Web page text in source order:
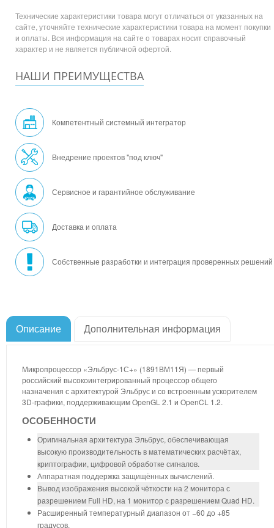
Технические характеристики товара могут отличаться от указанных на
сайте, уточняйте технические характеристики товара на момент покупки
и оплаты. Вся информация на сайте о товарах носит справочный
характер и не является публичной офертой.
НАШИ ПРЕИМУЩЕСТВА
Компетентный системный интегратор
Внедрение проектов "под ключ"
Сервисное и гарантийное обслуживание
Доставка и оплата
Собственные разработки и интеграция проверенных решений
Описание Дополнительная информация
Микропроцессор «Эльбрус-1С+» (1891ВМ11Я) — первый
российский высокоинтегрированный процессор общего
назначения с архитектурой Эльбрус и со встроенным ускорителем
3D-графики, поддерживающим OpenGL 2.1 и OpenCL 1.2.
ОСОБЕННОСТИ
Оригинальная архитектура Эльбрус, обеспечивающая
высокую производительность в математических расчётах,
криптографии, цифровой обработке сигналов.
Аппаратная поддержка защищённых вычислений.
Вывод изображения высокой чёткости на 2 монитора с
разрешением Full HD, на 1 монитор с разрешением Quad HD.
Расширенный температурный диапазон от −60 до +85
градусов.